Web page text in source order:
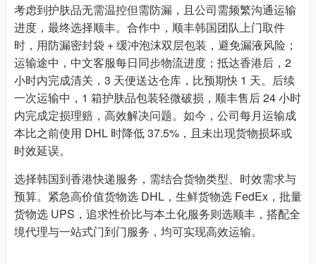
考虑到护肤品无需温控但需防漏，且公司需频繁沟通运输
进度，最终选择顺丰。合作中，顺丰韩国团队上门取件
时，用防漏密封袋 + 缓冲泡沫双层包装，避免漏液风险；
运输途中，中文客服每日同步物流进度；抵达香港后，2
小时内完成清关，3 天便送达仓库，比预期快 1 天。后续
一次运输中，1 箱护肤品包装轻微破损，顺丰售后 24 小时
内完成定损理赔，高效解决问题。如今，公司每月运输成
本比之前使用 DHL 时降低 37.5%，且未出现货物损坏或
时效延误。
选择韩国到香港快递服务，需结合货物类型、时效需求与
预算。紧急高价值货物选 DHL，生鲜货物选 FedEx，批量
货物选 UPS，追求性价比与本土化服务则选顺丰，搭配全
境代理与一站式门到门服务，均可实现高效运输。